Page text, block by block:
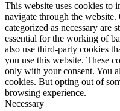
This website uses cookies to
navigate through the website.
categorized as necessary are
essential for the working of
also use third-party cookies
you use this website. These
only with your consent. You
cookies. But opting out of
browsing experience.
Necessary